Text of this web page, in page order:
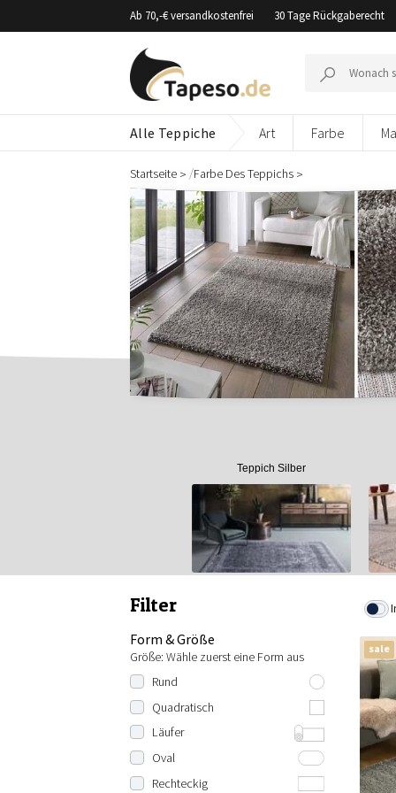
Ab 70,-€ versandkostenfrei 30 Tage Rückgaberecht
nach:
Alle Teppiche Art Farbe
Startseite /Farbe Des Teppichs
Teppich Silber
Filter
Form & Größe
Größe: Wähle zuerst eine Form aus
Rund
80 cm rund
100 cm rund
120 cm rund
140 cm rund
Quadratisch
100x100 cm
120x120 cm
130x130 cm
Läufer
Länge: 200 cm
Länge: 230 cm
Oval
100x150 cm
Rechteckig
sale